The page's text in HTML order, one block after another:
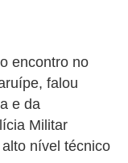
encontro no
falou
e da
Militar
nível técnico